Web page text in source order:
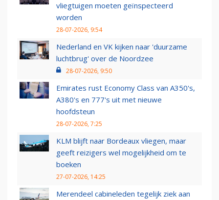
vliegtuigen moeten geïnspecteerd
worden
28-07-2026, 9:54
Nederland en VK kijken naar 'duurzame
luchtbrug' over de Noordzee
28-07-2026, 9:50
Emirates rust Economy Class van A350's,
A380's en 777's uit met nieuwe
hoofdsteun
28-07-2026, 7:25
KLM blijft naar Bordeaux vliegen, maar
geeft reizigers wel mogelijkheid om te
boeken
27-07-2026, 14:25
Merendeel cabineleden tegelijk ziek aan